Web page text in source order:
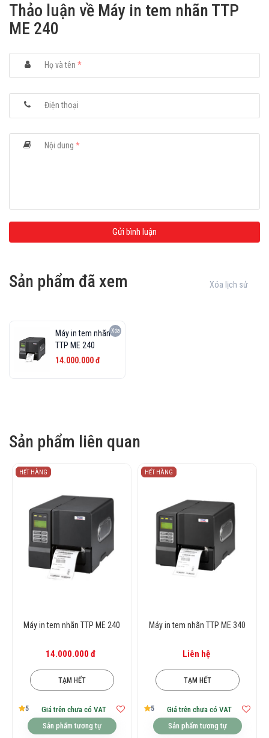
Thảo luận về Máy in tem nhãn TTP
ME 240
Họ và tên *
Điện thoại
Nội dung *
Sản phẩm đã xem Xóa lịch sử
Xóa
Máy in tem nhãn
TTP ME 240
14.000.000 đ
Sản phẩm liên quan
HẾT HÀNG
Máy in tem nhãn TTP ME 240
14.000.000 đ
TẠM HẾT
5
Giá trên chưa có VAT
Sản phẩm tương tự
HẾT HÀNG
Máy in tem nhãn TTP ME 340
Liên hệ
TẠM HẾT
5
Giá trên chưa có VAT
Sản phẩm tương tự